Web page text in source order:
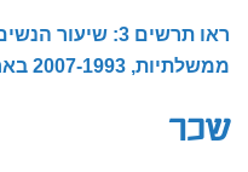
ראו תרשים 3:
ממשלתיות, 2007-1993 באחוזים (pdf)
שכר